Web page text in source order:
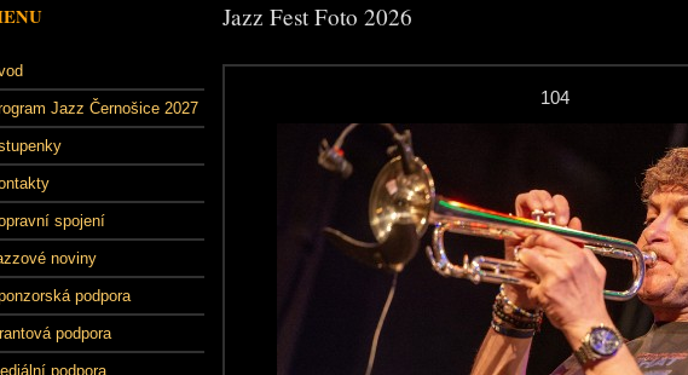
Jazz Černošice 2027
spojení
noviny
podpora
podpora
podpora
Jazz Fest Foto 2026
104